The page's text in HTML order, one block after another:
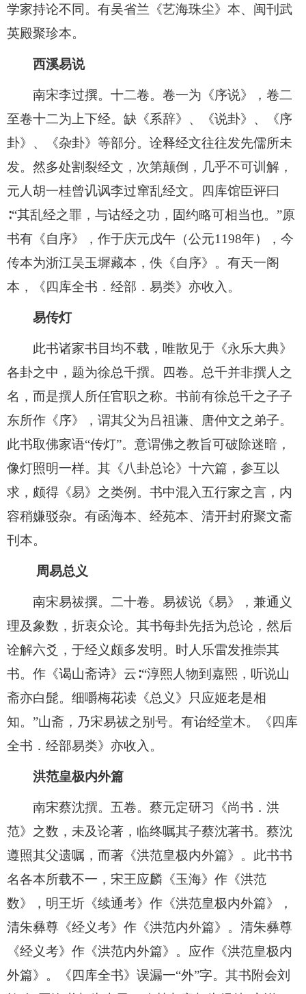
学家持论不同。有吴省兰《艺海珠尘》本、闽刊武
英殿聚珍本。
西溪易说
南宋李过撰。十二卷。卷一为《序说》，卷二
至卷十二为上下经。缺《系辞》、《说卦》、《序
卦》、《杂卦》等部分。诠释经文往往发先儒所未
发。然多处割裂经文，次第颠倒，几乎不可训解，
元人胡一桂曾讥讽李过窜乱经文。四库馆臣评曰
∶“其乱经之罪，与诂经之功，固约略可相当也。”原
书有《自序》，作于庆元戊午（公元1198年），今
传本为浙江吴玉墀藏本，佚《自序》。有天一阁
本，《四库全书．经部．易类》亦收入。
易传灯
此书诸家书目均不载，唯散见于《永乐大典》
各卦之中，题为徐总千撰。四卷。总千并非撰人之
名，而是撰人所任官职之称。书前有徐总千之子子
东所作《序》，谓其父为吕祖谦、唐仲文之弟子。
此书取佛家语“传灯”。意谓佛之教旨可破除迷暗，
像灯照明一样。其《八卦总论》十六篇，参互以
求，颇得《易》之类例。书中混入五行家之言，内
容稍嫌驳杂。有函海本、经苑本、清开封府聚文斋
刊本。
周易总义
南宋易祓撰。二十卷。易祓说《易》，兼通义
理及象数，折衷众论。其书每卦先括为总论，然后
诠解六爻，于经义颇多发明。时人乐雷发推崇其
书。作《谒山斋诗》云∶“淳熙人物到嘉熙，听说山
斋亦白髭。细嚼梅花读《总义》只应姬老是相
知。”山斋，乃宋易祓之别号。有诒经堂木。《四库
全书．经部易类》亦收入。
洪范皇极内外篇
南宋蔡沈撰。五卷。蔡元定研习《尚书．洪
范》之数，未及论著，临终嘱其子蔡沈著书。蔡沈
遵照其父遗嘱，而著《洪范皇极内外篇》。此书书
名各本所载不一，宋王应麟《玉海》作《洪范
数》，明王圻《续通考》作《洪范皇极内外篇》，
清朱彝尊《经义考》作《洪范内外篇》。清朱彝尊
《经义考》作《洪范内外篇》。应作《洪范皇极内
外篇》。《四库全书》误漏一“外”字。其书附会刘